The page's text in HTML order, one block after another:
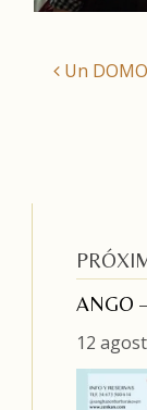
Un
ANGO
12